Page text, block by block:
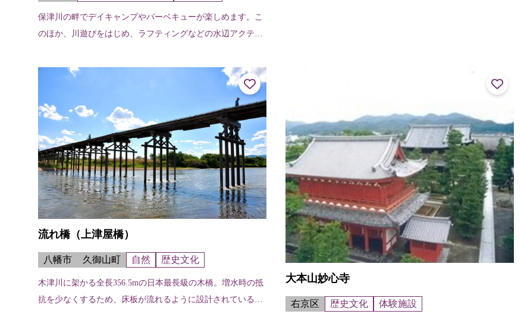
保津川の畔でデイキャンプやバーベキューが楽しめます。こ
のほか、川遊びをはじめ、ラフティングなどの水辺アクティ
トスペースとして活用できます。施...
流れ橋（上津屋橋）
八幡市 久御山町 自然 歴史文化
木津川に架かる全長356.5mの日本最長級の木橋。増水時の抵
抗を少なくするため、床板が流れるように設計されているこ
大本山妙心寺
右京区 歴史文化 体験施設